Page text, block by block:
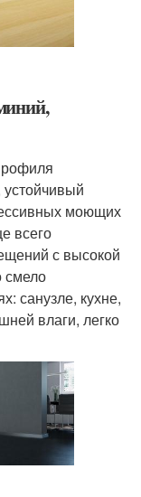
моющих
всего
с высокой
смело
санузле, кухне,
влаги, легко